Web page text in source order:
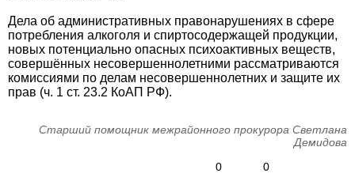
Дела об административных правонарушениях в сфере
потребления алкоголя и спиртосодержащей продукции,
новых потенциально опасных психоактивных веществ,
совершённых несовершеннолетними рассматриваются
комиссиями по делам несовершеннолетних и защите их
прав (ч. 1 ст. 23.2 КоАП РФ).
Старший помощник межрайонного прокурора Светлана
Демидова
0
0